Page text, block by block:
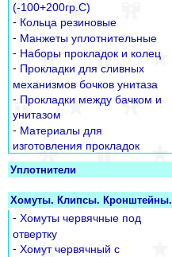
(-100+200гр.С)
- Кольца резиновые
- Манжеты уплотнительные
- Наборы прокладок и колец
- Прокладки для сливных
механизмов бочков унитаза
- Прокладки между бачком и
унитазом
- Материалы для
изготовления прокладок
Уплотнители
Хомуты. Клипсы. Кронштейны.
- Хомуты червячные под
отвертку
- Хомут червячный с